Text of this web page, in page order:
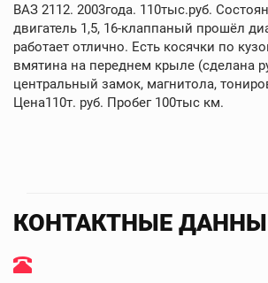
ВАЗ 2112. 2003года. 110тыс.руб.
двигатель 1,5, 16-клаппаный прошёл
работает отлично. Есть косячки по
вмятина на переднем крыле (сделана
центральный замок, магнитола,
Цена110т. руб. Пробег 100тыс км.
КОНТАКТНЫЕ